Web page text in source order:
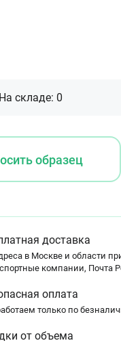
На складе: 0
образец
доставка
в Москве и области
компании, Почта
оплата
только по
от объема